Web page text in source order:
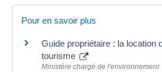
Pour en savoir plus
Guide propriétaire : la location
tourisme
Ministère chargé de l'environnement